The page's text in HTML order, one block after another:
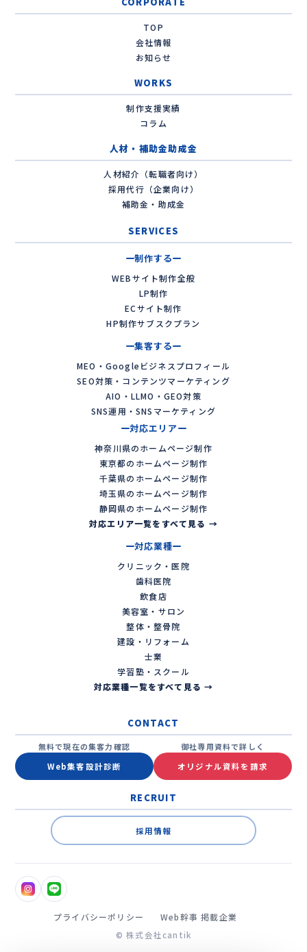
TOP
会社情報
お知らせ
WORKS
制作支援実績
コラム
人材・補助金助成金
人材紹介（転職者向け）
採用代行（企業向け）
補助金・助成金
SERVICES
制作する
WEBサイト制作全般
LP制作
ECサイト制作
HP制作サブスクプラン
集客する
MEO・Googleビジネスプロフィール
SEO対策・コンテンツマーケティング
AIO・LLMO・GEO対策
SNS運用・SNSマーケティング
対応エリア
神奈川県のホームページ制作
東京都のホームページ制作
千葉県のホームページ制作
埼玉県のホームページ制作
静岡県のホームページ制作
対応エリア一覧をすべて見る →
対応業種
クリニック・医院
歯科医院
飲食店
美容室・サロン
整体・整骨院
建設・リフォーム
士業
学習塾・スクール
対応業種一覧をすべて見る →
CONTACT
無料で現在の集客力確認
Web集客設計診断
御社専用資料で詳しく
オリジナル資料を請求
RECRUIT
採用情報
プライバシーポリシー Web幹事 掲載企業
© 株式会社cantik